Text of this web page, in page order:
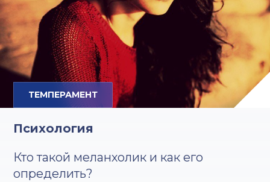
ТЕМПЕРАМЕНТ
Психология
Кто такой меланхолик и как его
определить?